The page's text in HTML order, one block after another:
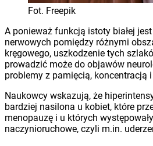
Fot. Freepik
A ponieważ funkcją istoty białej jest
nerwowych pomiędzy różnymi
kręgowego, uszkodzenie tych
prowadzić może do objawów
problemy z pamięcią, koncentracją
Naukowcy wskazują, że
bardziej nasilona u kobiet, które
menopauzę i u których
naczynioruchowe, czyli m.in.